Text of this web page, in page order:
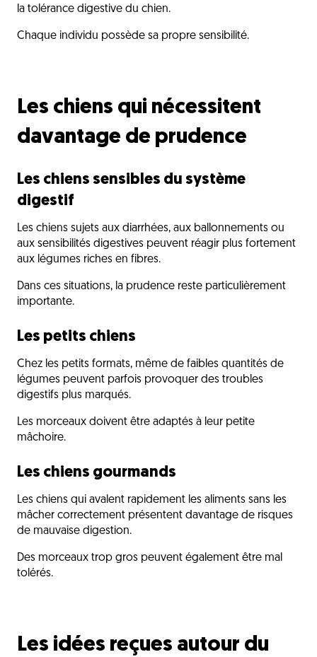
la tolérance digestive du chien.
Chaque individu possède sa propre sensibilité.
Les chiens qui nécessitent
davantage de prudence
Les chiens sensibles du système
digestif
Les chiens sujets aux diarrhées, aux ballonnements ou
aux sensibilités digestives peuvent réagir plus fortement
aux légumes riches en fibres.
Dans ces situations, la prudence reste particulièrement
importante.
Les petits chiens
Chez les petits formats, même de faibles quantités de
légumes peuvent parfois provoquer des troubles
digestifs plus marqués.
Les morceaux doivent être adaptés à leur petite
mâchoire.
Les chiens gourmands
Les chiens qui avalent rapidement les aliments sans les
mâcher correctement présentent davantage de risques
de mauvaise digestion.
Des morceaux trop gros peuvent également être mal
tolérés.
Les idées reçues autour du